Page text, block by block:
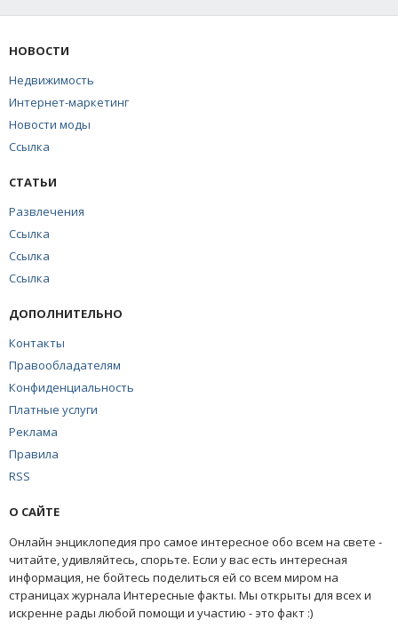
НОВОСТИ
Недвижимость
Интернет-маркетинг
Новости моды
Ссылка
СТАТЬИ
Развлечения
Ссылка
Ссылка
Ссылка
ДОПОЛНИТЕЛЬНО
Контакты
Правообладателям
Конфиденциальность
Платные услуги
Реклама
Правила
RSS
О САЙТЕ
Онлайн энциклопедия про самое интересное обо всем на свете -
читайте, удивляйтесь, спорьте. Если у вас есть интересная
информация, не бойтесь поделиться ей со всем миром на
страницах журнала Интересные факты. Мы открыты для всех и
искренне рады любой помощи и участию - это факт :)